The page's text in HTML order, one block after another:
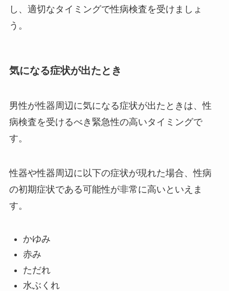
し、適切なタイミングで性病検査を受けましょ
う。
気になる症状が出たとき
男性が性器周辺に気になる症状が出たときは、性
病検査を受けるべき緊急性の高いタイミングで
す。
性器や性器周辺に以下の症状が現れた場合、性病
の初期症状である可能性が非常に高いといえま
す。
かゆみ
赤み
ただれ
水ぶくれ